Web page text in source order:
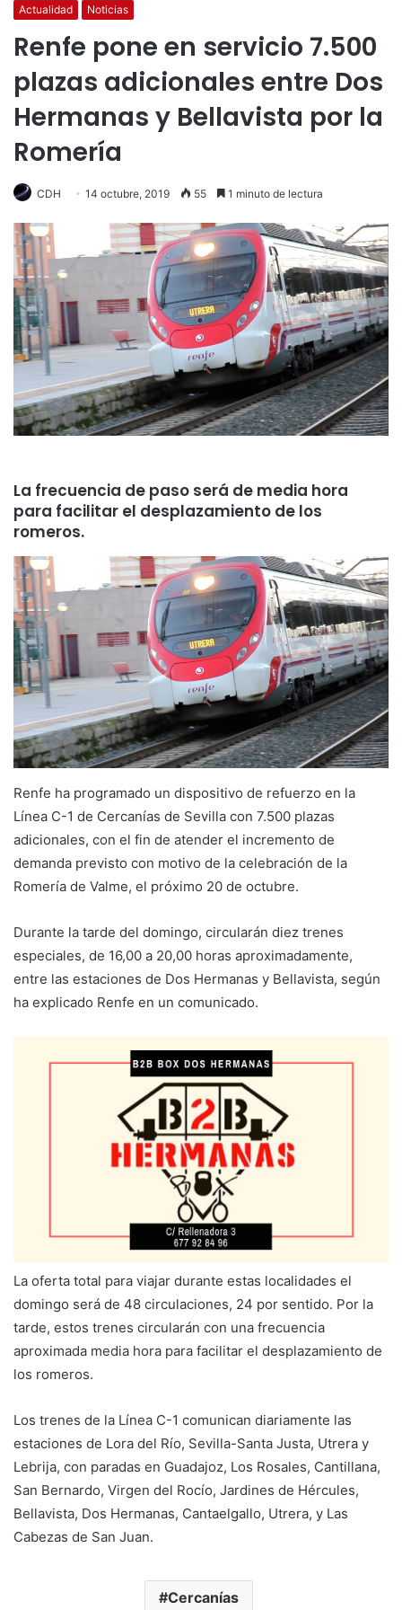
Actualidad Noticias
Renfe pone en servicio 7.500
plazas adicionales entre Dos
Hermanas y Bellavista por la
Romería
CDH 14 octubre, 2019 55 1 minuto de lectura
La frecuencia de paso será de media hora
para facilitar el desplazamiento de los
romeros.
Renfe ha programado un dispositivo de refuerzo en la
Línea C-1 de Cercanías de Sevilla con 7.500 plazas
adicionales, con el fin de atender el incremento de
demanda previsto con motivo de la celebración de la
Romería de Valme, el próximo 20 de octubre.
Durante la tarde del domingo, circularán diez trenes
especiales, de 16,00 a 20,00 horas aproximadamente,
entre las estaciones de Dos Hermanas y Bellavista, según
ha explicado Renfe en un comunicado.
La oferta total para viajar durante estas localidades el
domingo será de 48 circulaciones, 24 por sentido. Por la
tarde, estos trenes circularán con una frecuencia
aproximada media hora para facilitar el desplazamiento de
los romeros.
Los trenes de la Línea C-1 comunican diariamente las
estaciones de Lora del Río, Sevilla-Santa Justa, Utrera y
Lebrija, con paradas en Guadajoz, Los Rosales, Cantillana,
San Bernardo, Virgen del Rocío, Jardines de Hércules,
Bellavista, Dos Hermanas, Cantaelgallo, Utrera, y Las
Cabezas de San Juan.
Cercanías